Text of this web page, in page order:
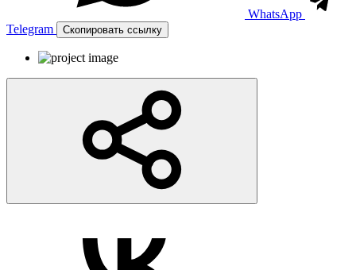
WhatsApp
Telegram
Скопировать ссылку